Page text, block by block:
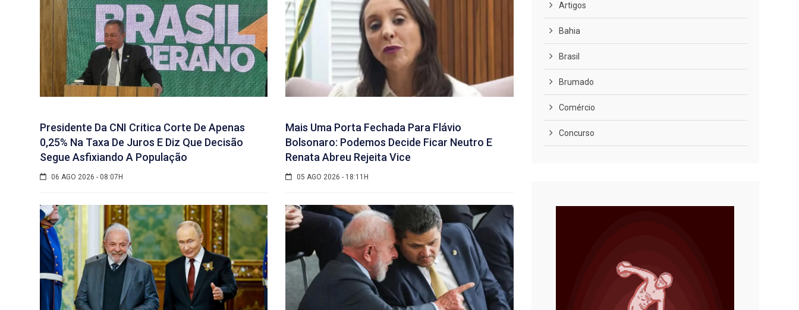
Presidente Da CNI Critica Corte De Apenas
0,25% Na Taxa De Juros E Diz Que Decisão
Segue Asfixiando A População
06 AGO 2026 - 08:07H
Mais Uma Porta Fechada Para Flávio
Bolsonaro: Podemos Decide Ficar Neutro E
Renata Abreu Rejeita Vice
05 AGO 2026 - 18:11H
Artigos
Bahia
Brasil
Brumado
Comércio
Concurso